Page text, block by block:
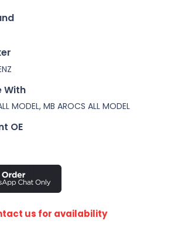
With
MODEL, MB AROCS ALL MODEL
OE
us for availability